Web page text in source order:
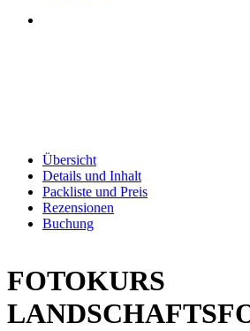
Übersicht
Details und Inhalt
Packliste und Preis
Rezensionen
Buchung
FOTOKURS